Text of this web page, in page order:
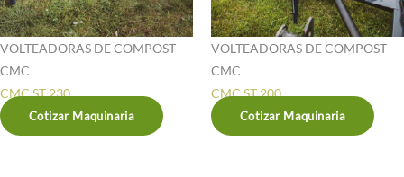
VOLTEADORAS DE COMPOST
CMC
CMC ST 230
Cotizar Maquinaria
VOLTEADORAS DE COMPOST
CMC
CMC ST 200
Cotizar Maquinaria